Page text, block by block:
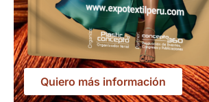
Quiero más información